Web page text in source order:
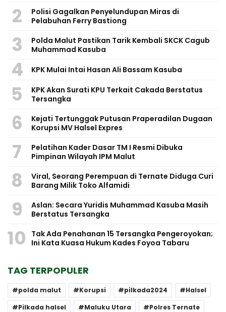
2
Polisi Gagalkan Penyelundupan Miras di
Pelabuhan Ferry Bastiong
3
Polda Malut Pastikan Tarik Kembali SKCK Cagub
Muhammad Kasuba
4 KPK Mulai Intai Hasan Ali Bassam Kasuba
5
KPK Akan Surati KPU Terkait Cakada Berstatus
Tersangka
6
Kejati Tertunggak Putusan Praperadilan Dugaan
Korupsi MV Halsel Expres
7
Pelatihan Kader Dasar TM I Resmi Dibuka
Pimpinan Wilayah IPM Malut
8
Viral, Seorang Perempuan di Ternate Diduga Curi
Barang Milik Toko Alfamidi
9
Aslan: Secara Yuridis Muhammad Kasuba Masih
Berstatus Tersangka
10
Tak Ada Penahanan 15 Tersangka Pengeroyokan;
Ini Kata Kuasa Hukum Kades Foyoa Tabaru
TAG TERPOPULER
polda malut Korupsi pilkada2024
Halsel
Pilkada halsel
Maluku Utara Polres Ternate